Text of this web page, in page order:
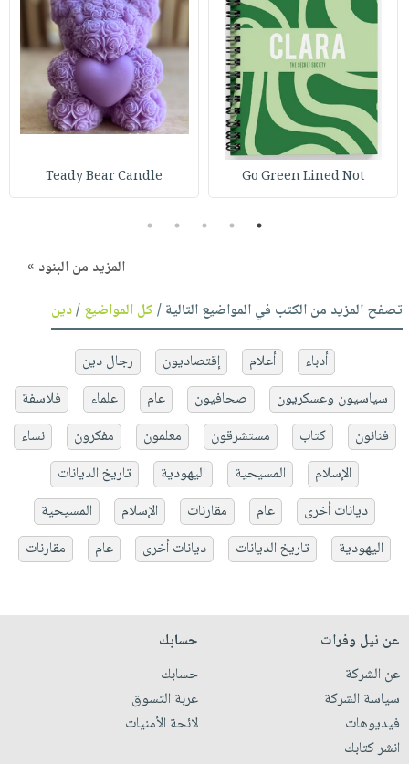
Go Green Lined Not
Teady Bear Candle
1
2
3
4
5
المزيد من البنود »
تصفح المزيد من الكتب في المواضيع التالية /كل المواضيع/دين
أدباء أعلام إقتصاديون
رجال دين
سياسيون وعسكريون
صحافيون عام علماء
فلاسفة
فنانون
كتاب مستشرقون معلمون مفكرون
نساء
الإسلام
المسيحية اليهودية
تاريخ الديانات
ديانات أخرى
عام مقارنات الإسلام
المسيحية
اليهودية
تاريخ الديانات ديانات أخرى عام مقارنات
عن نيل وفرات
عن الشركة
سياسة الشركة
فيديوهات
انشر كتابك
حسابك
حسابك
عربة التسوق
لائحة الأمنيات